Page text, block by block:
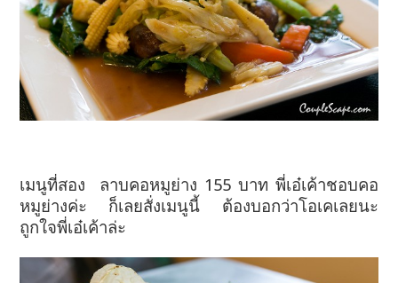
เมนูที่สอง ลาบคอหมูย่าง 155 บาท พี่เอ๋เค้าชอบคอ
หมูย่างค่ะ ก็เลยสั่งเมนูนี้ ต้องบอกว่าโอเคเลยนะ
ถูกใจพี่เอ๋เค้าล่ะ